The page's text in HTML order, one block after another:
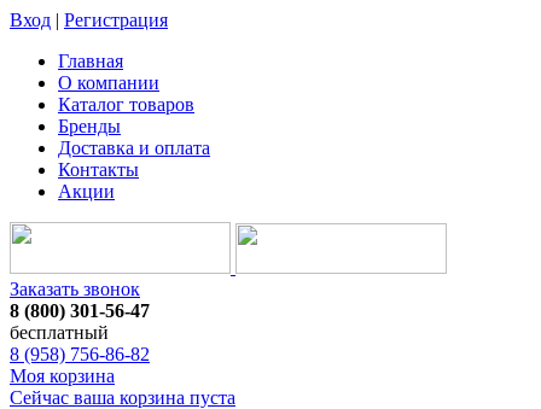
Вход | Регистрация
Главная
О компании
Каталог товаров
Бренды
Доставка и оплата
Контакты
Акции
Заказать звонок
8 (800) 301-56-47
бесплатный
8 (958) 756-86-82
Моя корзина
Сейчас ваша корзина пуста